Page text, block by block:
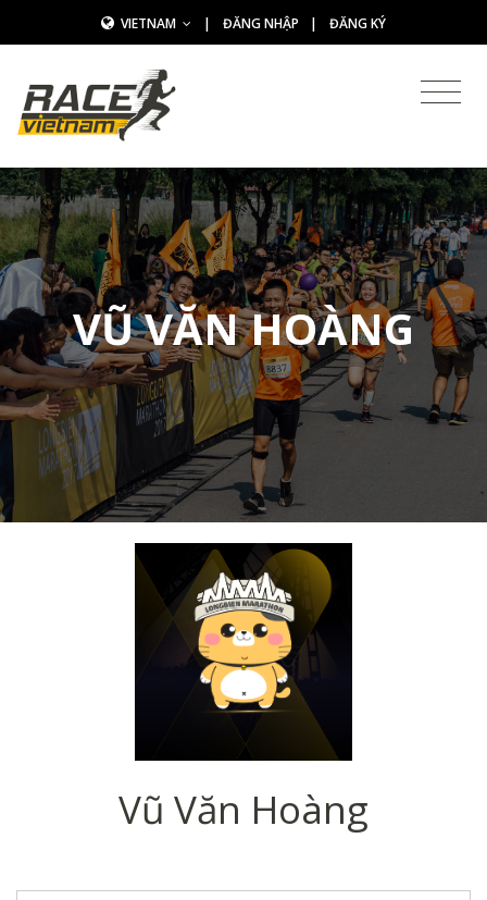
VIETNAM | ĐĂNG NHẬP | ĐĂNG KÝ
VŨ VĂN HOÀNG
Vũ Văn Hoàng